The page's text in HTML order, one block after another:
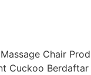
Massage Chair
Cuckoo